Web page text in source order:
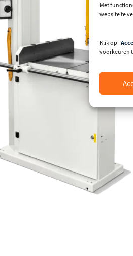
Met
website te
Klik op "
voorkeuren